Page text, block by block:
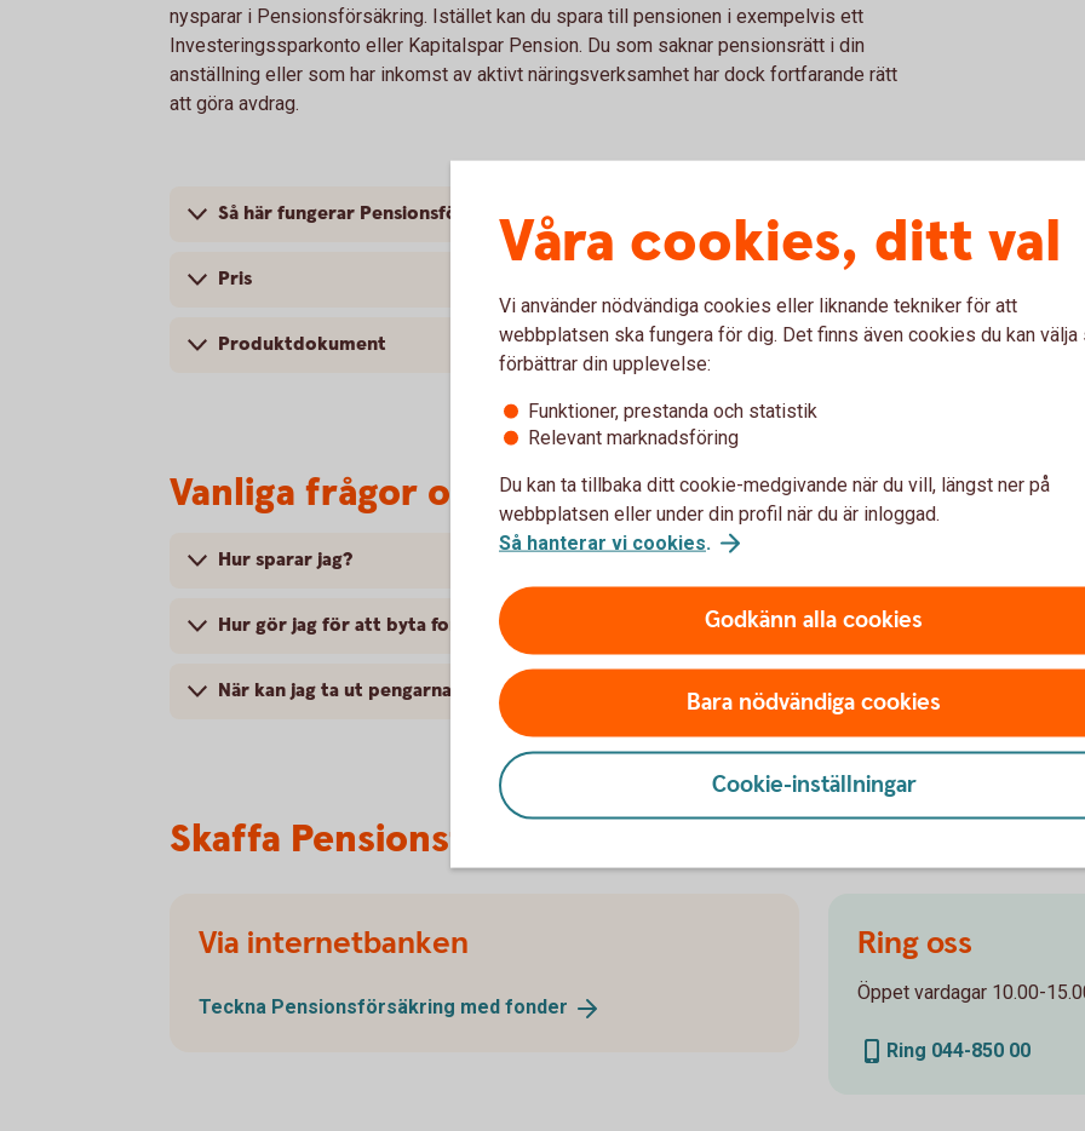
nysparar i Pensionsförsäkring. Istället kan du spara till pensionen i exempelvis ett
Investeringssparkonto eller Kapitalspar Pension. Du som saknar pensionsrätt i din
anställning eller som har inkomst av aktivt näringsverksamhet har dock fortfarande rätt
att göra avdrag.
Så här fungerar Pensionsförsäkring med fonder
Pris
Produktdokument
Vanliga frågor och svar
Hur sparar jag?
Hur gör jag för att byta fonder och se värdeutvecklingen i sparandet?
När kan jag ta ut pengarna?
Skaffa Pensionsförsäkring med fonder
Via internetbanken
Teckna Pensionsförsäkring med fonder
Ring oss
Öppet vardagar 10.00-
Ring 044-850 00
Våra cookies, ditt val
Vi använder nödvändiga cookies eller liknande tekniker för att
webbplatsen ska fungera för dig. Det finns även cookies du kan välja
förbättrar din upplevelse:
Funktioner, prestanda och statistik
Relevant marknadsföring
Du kan ta tillbaka ditt cookie-medgivande när du vill, längst ner på
webbplatsen eller under din profil när du är inloggad.
Så hanterar vi cookies.
Godkänn alla cookies
Bara nödvändiga cookies
Cookie-inställningar